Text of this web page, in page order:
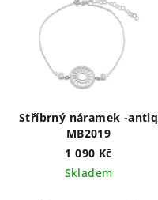
Stříbrný náramek -antiq
MB2019
1 090 Kč
Skladem